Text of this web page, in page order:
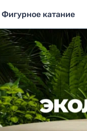
Фигурное катание